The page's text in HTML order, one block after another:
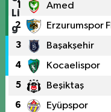
1 Amed
2 Erzurumspor
3 Başakşehir
4 Kocaelispor
5 Beşiktaş
6 Eyüpspor